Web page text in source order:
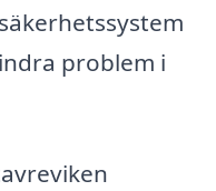
problem i